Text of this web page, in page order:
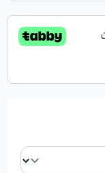
والعنب،